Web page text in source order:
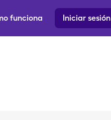
Iniciar sesión
funciona